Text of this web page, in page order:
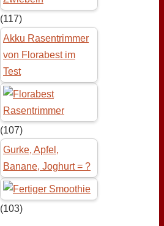
(117)
Akku Rasentrimmer
von Florabest im
Test
(107)
Gurke, Apfel,
Banane, Joghurt = ?
(103)